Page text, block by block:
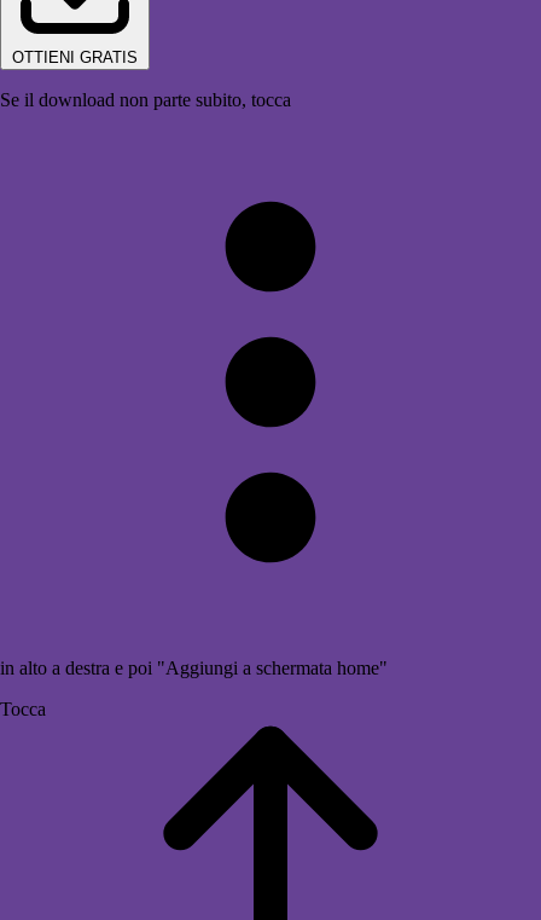
OTTIENI GRATIS
Se il download non parte subito, tocca
in alto a destra e poi "Aggiungi a schermata home"
Tocca